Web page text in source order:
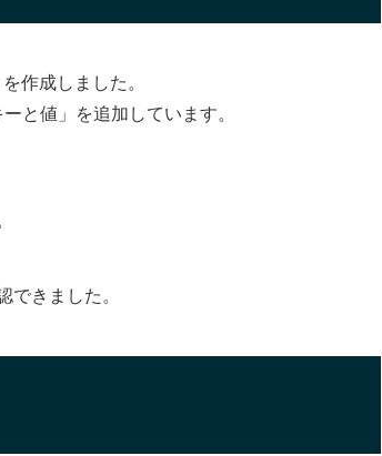
作成しました。
と値」を追加しています。
できました。